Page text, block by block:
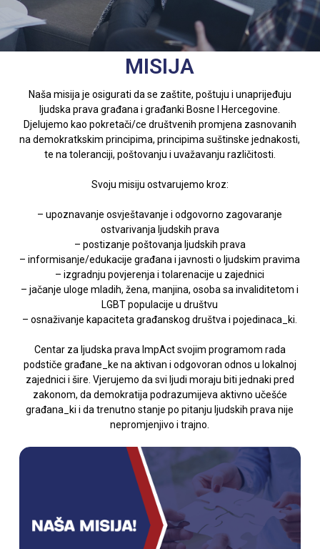
MISIJA
Naša misija je osigurati da se zaštite, poštuju i unaprijeđuju
ljudska prava građana i građanki Bosne I Hercegovine.
Djelujemo kao pokretači/ce društvenih promjena zasnovanih
na demokratkskim principima, principima suštinske jednakosti,
te na toleranciji, poštovanju i uvažavanju različitosti.
Svoju misiju ostvarujemo kroz:
– upoznavanje osvještavanje i odgovorno zagovaranje
ostvarivanja ljudskih prava
– postizanje poštovanja ljudskih prava
– informisanje/edukacije građana i javnosti o ljudskim pravima
– izgradnju povjerenja i tolarenacije u zajednici
– jačanje uloge mladih, žena, manjina, osoba sa invaliditetom i
LGBT populacije u društvu
– osnaživanje kapaciteta građanskog društva i pojedinaca_ki.
Centar za ljudska prava ImpAct svojim programom rada
podstiče građane_ke na aktivan i odgovoran odnos u lokalnoj
zajednici i šire. Vjerujemo da svi ljudi moraju biti jednaki pred
zakonom, da demokratija podrazumijeva aktivno učešće
građana_ki i da trenutno stanje po pitanju ljudskih prava nije
nepromjenjivo i trajno.